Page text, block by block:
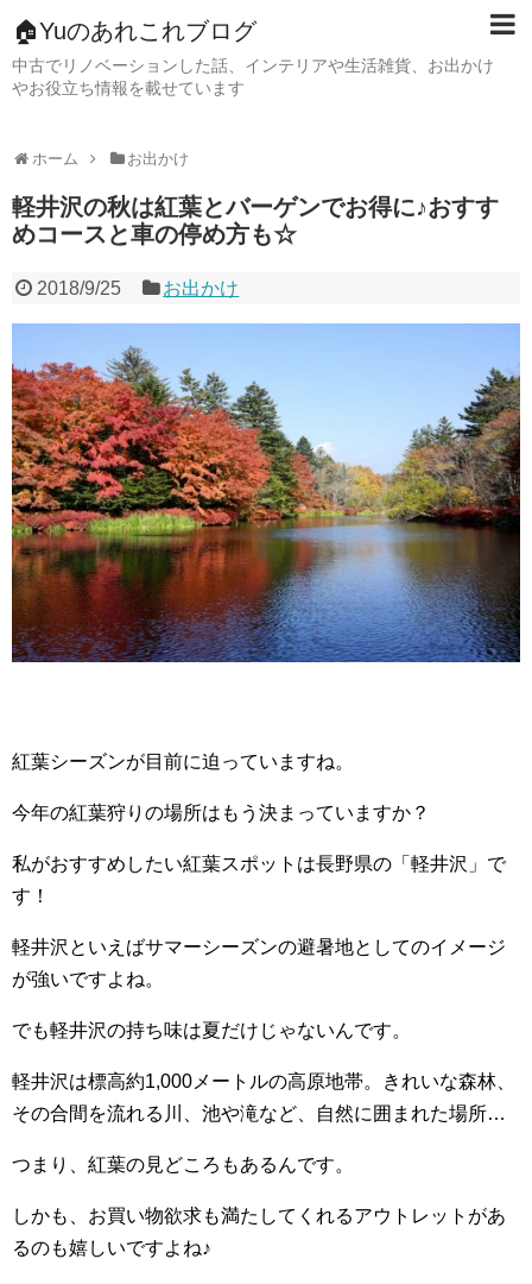
🏠Yuのあれこれブログ
中古でリノベーションした話、インテリアや生活雑貨、お出かけ
やお役立ち情報を載せています
ホーム お出かけ
軽井沢の秋は紅葉とバーゲンでお得に♪おすす
めコースと車の停め方も☆
2018/9/25 お出かけ
紅葉シーズンが目前に迫っていますね。
今年の紅葉狩りの場所はもう決まっていますか？
私がおすすめしたい紅葉スポットは長野県の「軽井沢」で
す！
軽井沢といえばサマーシーズンの避暑地としてのイメージ
が強いですよね。
でも軽井沢の持ち味は夏だけじゃないんです。
軽井沢は標高約1,000メートルの高原地帯。きれいな森林、
その合間を流れる川、池や滝など、自然に囲まれた場所…
つまり、紅葉の見どころもあるんです。
しかも、お買い物欲求も満たしてくれるアウトレットがあ
るのも嬉しいですよね♪